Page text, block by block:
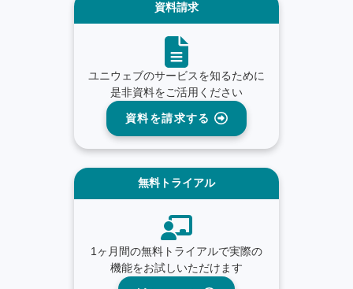
資料請求
ユニウェブのサービスを知るために
是非資料をご活用ください
資料を請求する
無料トライアル
1ヶ月間の無料トライアルで実際の
機能をお試しいただけます